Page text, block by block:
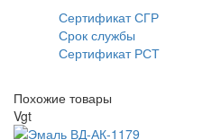
Сертификат СГР
Срок службы
Сертификат РСТ
Похожие товары
Vgt